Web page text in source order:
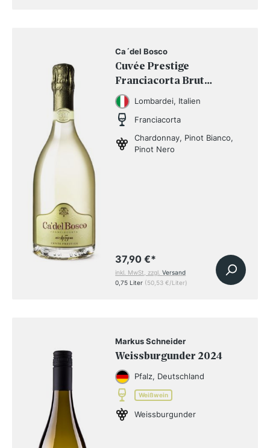
Ca´del Bosco
Cuvée Prestige
Franciacorta Brut
Edizione 47
Lombardei, Italien
Franciacorta
Chardonnay, Pinot Bianco,
Pinot Nero
37,90 €*
inkl. MwSt, zzgl.Versand
0,75 Liter (50,53 €/Liter)
Markus Schneider
Weissburgunder 2024
Pfalz, Deutschland
Weißwein
Weissburgunder